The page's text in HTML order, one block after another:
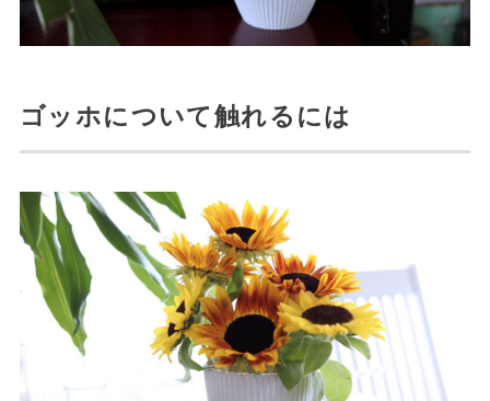
ゴッホについて触れるには